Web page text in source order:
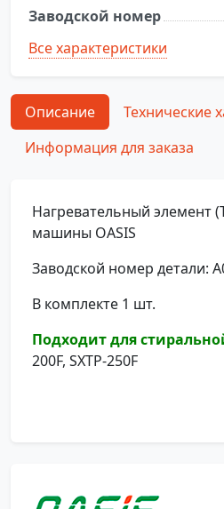
Заводской номер
Все характеристики
Описание
Технические
Информация для заказа
Нагревательный элемент
машины OASIS
Заводской номер детали:
В комплекте 1 шт.
Подходит для
200F, SXTP-250F